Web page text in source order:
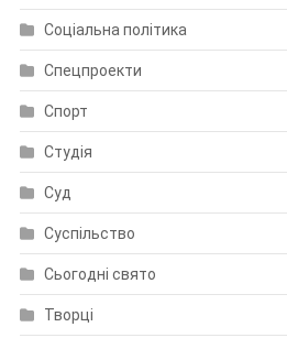
Соціальна політика
Спецпроекти
Спорт
Студія
Суд
Суспільство
Сьогодні свято
Творці